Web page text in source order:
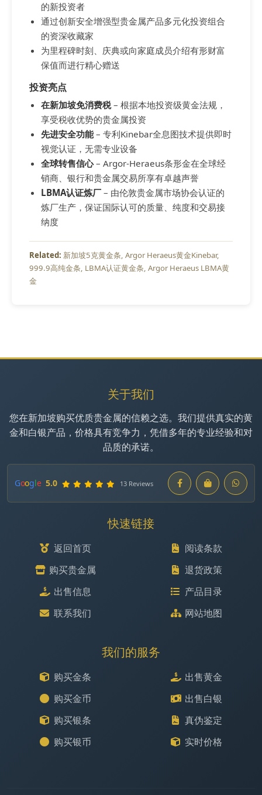
的新投资者
通过创新安全增强型贵金属产品多元化投资组合
的资深收藏家
为里程碑时刻、庆典或向家庭成员介绍有形财富
保值而进行精心赠送
投资亮点
在新加坡免消费税– 根据本地投资级黄金法规，
享受税收优势的贵金属投资
先进安全功能– 专利Kinebar全息图技术提供即时
视觉认证，无需专业设备
全球转售信心– Argor-Heraeus条形金在全球经
销商、银行和贵金属交易所享有卓越声誉
LBMA认证炼厂 – 由伦敦贵金属市场协会认证的
炼厂生产，保证国际认可的质量、纯度和交易接
纳度
新加坡5克黄金条 Argor Heraeus黄金Kinebar
999.9高纯金条 LBMA认证黄金条 Argor Heraeus LBMA黄
金
关于我们
您在新加坡购买优质贵金属的信赖之选。我们提供真实的黄
金和白银产品，价格具有竞争力，凭借多年的专业经验和对
品质的承诺。
Google 5.0 13 Reviews
快速链接
返回首页
购买贵金属
出售信息
联系我们
阅读条款
退货政策
产品目录
网站地图
我们的服务
购买金条
购买金币
购买银条
购买银币
出售黄金
出售白银
真伪鉴定
实时价格